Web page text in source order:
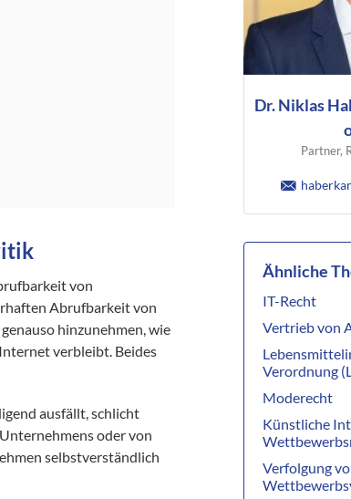
von
Abrufbarkeit von
hinzunehmen, wie
verbleibt. Beides
ausfällt, schlicht
oder von
selbstverständlich
Dr. Niklas
Partner,
Ähnliche
IT-Recht
Vertrieb von
Verordnung
Moderecht
Künstliche
Verfolgung